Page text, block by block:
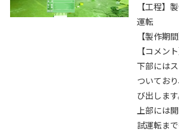
【工程】
運転
【製作期
【コメント
下部には
ついてお
び出します
上部には
試運転ま